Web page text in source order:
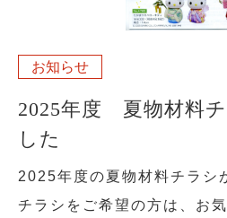
お知らせ
2025年度 夏物材料
した
2025年度の夏物材料チラシ
チラシをご希望の方は、お